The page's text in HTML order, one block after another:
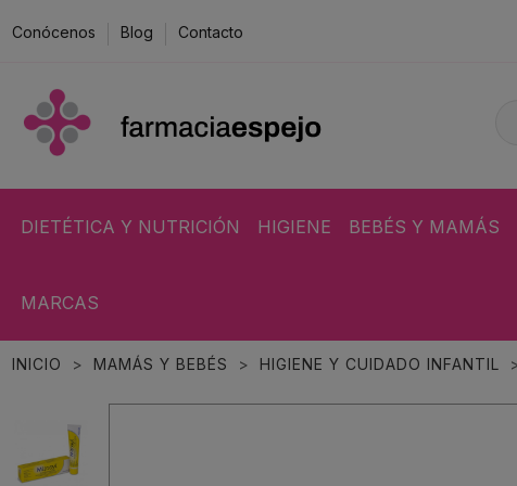
Conócenos Blog Contacto
DIETÉTICA Y NUTRICIÓN HIGIENE BEBÉS Y MAMÁS
MARCAS
INICIO MAMÁS Y BEBÉS HIGIENE Y CUIDADO INFANTIL